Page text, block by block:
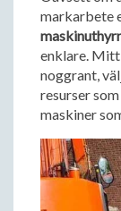
markarbete
enklare.
noggrant,
resurser
maskiner